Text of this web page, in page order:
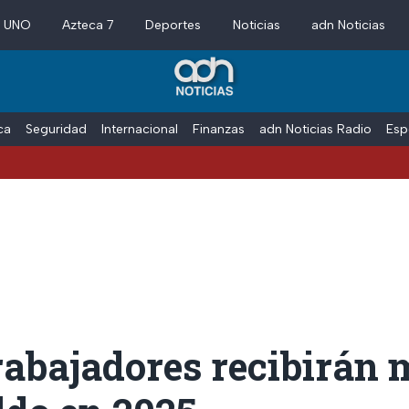
Azteca 7 Deportes Noticias adn Noticias
Seguridad Internacional Finanzas adn Noticias Radio
recibirán